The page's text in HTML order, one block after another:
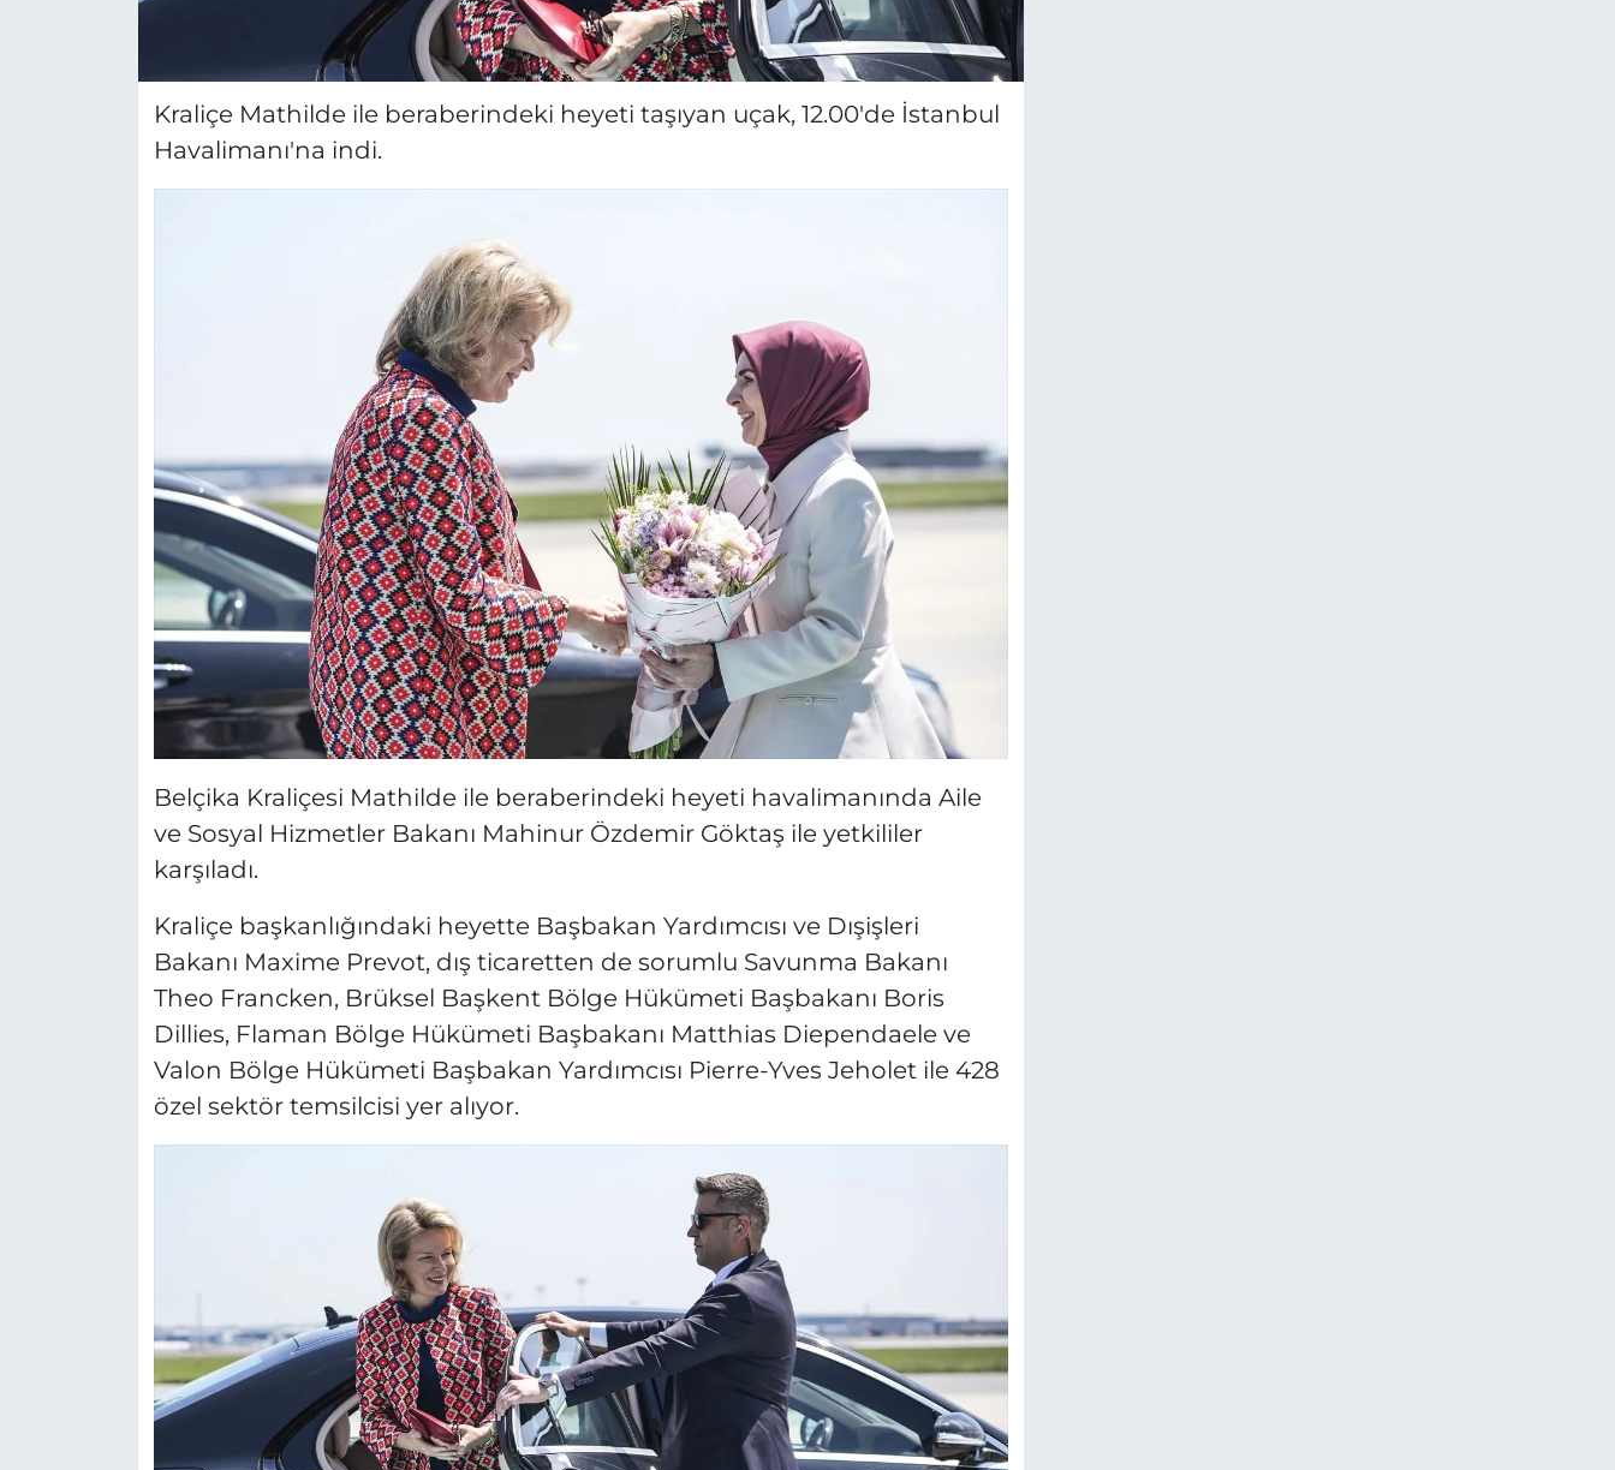
Kraliçe Mathilde ile beraberindeki heyeti taşıyan uçak, 12.00'de İstanbul
Havalimanı'na indi.
Belçika Kraliçesi Mathilde ile beraberindeki heyeti havalimanında Aile
ve Sosyal Hizmetler Bakanı Mahinur Özdemir Göktaş ile yetkililer
karşıladı.
Kraliçe başkanlığındaki heyette Başbakan Yardımcısı ve Dışişleri
Bakanı Maxime Prevot, dış ticaretten de sorumlu Savunma Bakanı
Theo Francken, Brüksel Başkent Bölge Hükümeti Başbakanı Boris
Dillies, Flaman Bölge Hükümeti Başbakanı Matthias Diependaele ve
Valon Bölge Hükümeti Başbakan Yardımcısı Pierre-Yves Jeholet ile 428
özel sektör temsilcisi yer alıyor.